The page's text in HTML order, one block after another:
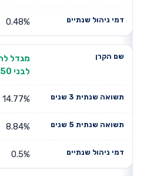
0.48%
מגדל
לבני 50 ומטה
14.77%
8.84%
0.5%